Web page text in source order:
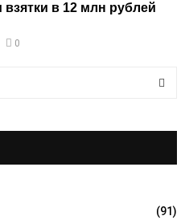
в 12 млн рублей
0
R
(91)